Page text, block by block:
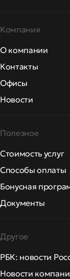
Компания
О компании
Контакты
Офисы
Новости
Полезное
Стоимость услуг
Способы оплаты
Бонусная
Документы
Другое
РБК: новости
Новости